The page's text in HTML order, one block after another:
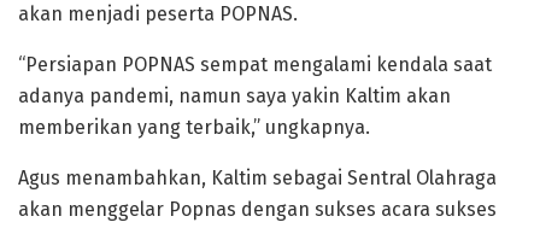
akan menjadi peserta POPNAS.
“Persiapan POPNAS sempat mengalami kendala saat
adanya pandemi, namun saya yakin Kaltim akan
memberikan yang terbaik,” ungkapnya.
Agus menambahkan, Kaltim sebagai Sentral Olahraga
akan menggelar Popnas dengan sukses acara sukses